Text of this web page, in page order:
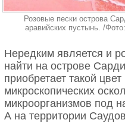
Розовые пески острова
аравийских пустынь. /
Нередким является и
найти на острове
приобретает такой
микроскопических
микроорганизмов под
А на территории